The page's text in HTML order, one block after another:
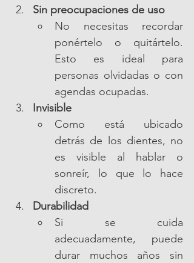
Sin preocupaciones de uso
No necesitas recordar
ponértelo o quitártelo.
Esto es ideal para
personas olvidadas o con
agendas ocupadas.
Invisible
Como está ubicado
detrás de los dientes, no
es visible al hablar o
sonreír, lo que lo hace
discreto.
Durabilidad
Si se cuida
adecuadamente, puede
durar muchos años sin